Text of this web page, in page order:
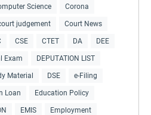
Science Corona
judgement Court News
CSE CTET DA DEE
Exam DEPUTATION LIST
Material DSE e-Filing
Loan Education Policy
EMIS Employment